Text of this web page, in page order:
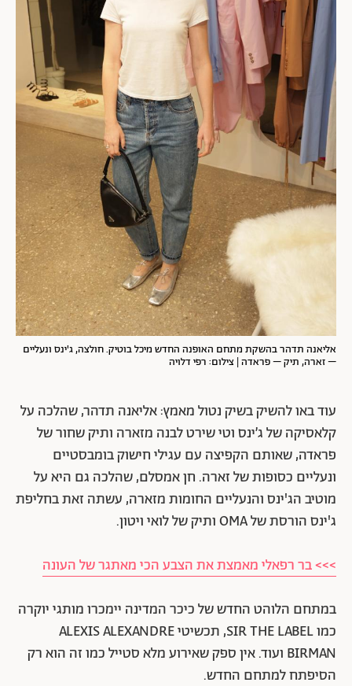
אליאנה תדהר בהשקת מתחם האופנה החדש מיכל בוטיק. חולצה, ג'ינס ונעליים
– זארה, תיק – פראדה | צילום: רפי דלויה
עוד באו להשיק בשיק נטול מאמץ: אליאנה תדהר, שהלכה על
קלאסיקה של ג׳ינס וטי שירט לבנה מזארה ותיק שחור של
פראדה, שאותם הקפיצה עם עגילי חישוק בומבסטיים
ונעליים כסופות של זארה. חן אמסלם, שהלכה גם היא על
מוטיב הג'ינס והנעליים החומות מזארה, עשתה זאת בחליפת
ג'ינס הורסתשל OMA ותיק של לואי ויטון.
>>> בר רפאלי מאמצת את הצבע הכי מאתגר של העונה
במתחם הלוהט החדש של כיכר המדינה יימכרו מותגי יוקרה
כמו SIR THE LABEL, תכשיטי ALEXIS ALEXANDRE
BIRMAN ועוד. אין ספק שאירוע מלא סטייל כמו זה הוא רק
הסיפתח למתחם החדש.